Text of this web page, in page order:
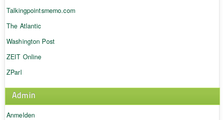
Talkingpointsmemo.com
The Atlantic
Washington Post
ZEIT Online
ZParl
Admin
Anmelden